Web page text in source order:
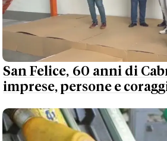
San Felice, 60 anni di
imprese, persone e